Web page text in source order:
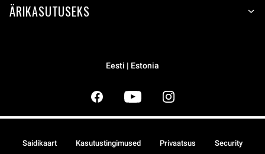
ÄRIKASUTUSEKS
Eesti | Estonia
Saidikaart Kasutustingimused Privaatsus Security